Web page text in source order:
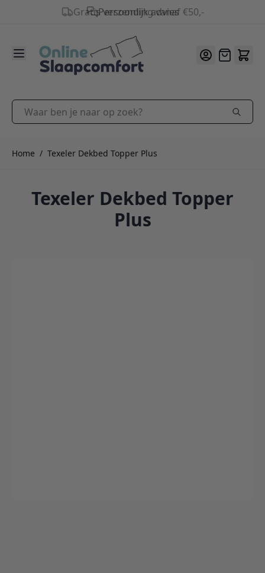
Gratis verzending vanaf €50,-
9.2/10
Offerte
Waar ben je naar op zoek?
Home / Texeler Dekbed Topper Plus
Texeler Dekbed Topper
Plus